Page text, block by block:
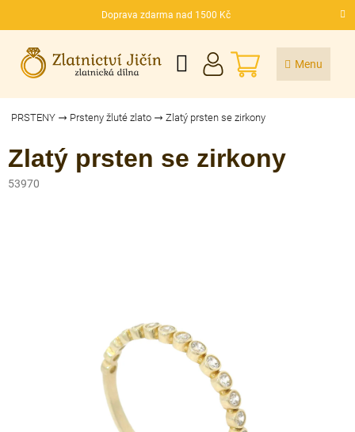
Doprava zdarma nad 1500 Kč
CZK
NÁKUPNÍ
KOŠÍK
PRSTENY Prsteny žluté zlato Zlatý prsten se zirkony
Zlatý prsten se zirkony
53970